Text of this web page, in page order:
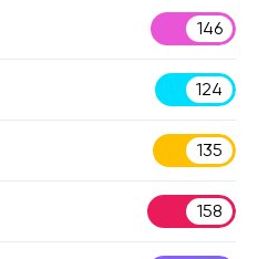
146
124
135
158